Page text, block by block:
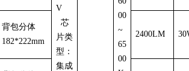
V
芯
片类
型：
集成
00
~
65
00
背包分体
182*222mm
2400LM